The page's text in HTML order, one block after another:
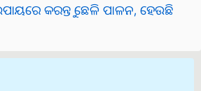
କରନ୍ତୁ ଛେଳି ପାଳନ, ହେଉଛି